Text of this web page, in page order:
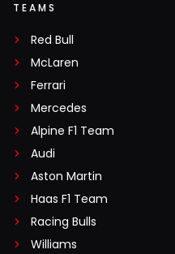
TEAMS
Red Bull
McLaren
Ferrari
Mercedes
Alpine F1 Team
Audi
Aston Martin
Haas F1 Team
Racing Bulls
Williams